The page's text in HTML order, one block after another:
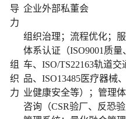
导
力
企业外部私董会
组
织
力
组织治理；流程优化；
体系认证（ISO9001质量
车、ISO/TS22163轨道
品、ISO13485医疗器械
业健康安全等）；管理
咨询（CSR验厂、反恐